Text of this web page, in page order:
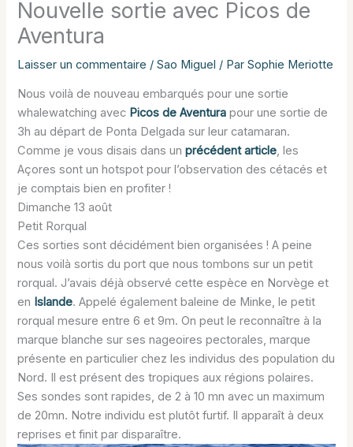
Nouvelle sortie avec Picos de
Aventura
Laisser un commentaire /Sao Miguel / ParSophie Meriotte
Nous voilà de nouveau embarqués pour une sortie
whalewatching avec Picos de Aventura pour une sortie de
3h au départ de Ponta Delgada sur leur catamaran.
Comme je vous disais dans unprécédent article, les
Açores sont un hotspot pour l’observation des cétacés et
je comptais bien en profiter !
Dimanche 13 août
Petit Rorqual
Ces sorties sont décidément bien organisées ! A peine
nous voilà sortis du port que nous tombons sur un petit
rorqual. J’avais déjà observé cette espèce en Norvège et
en Islande. Appelé également baleine de Minke, le petit
rorqual mesure entre 6 et 9m. On peut le reconnaître à la
marque blanche sur ses nageoires pectorales, marque
présente en particulier chez les individus des population du
Nord. Il est présent des tropiques aux régions polaires.
Ses sondes sont rapides, de 2 à 10 mn avec un maximum
de 20mn. Notre individu est plutôt furtif. Il apparaît à deux
reprises et finit par disparaître.